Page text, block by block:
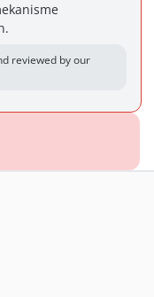
reviewed by our